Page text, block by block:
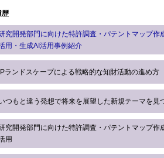
歴
究開発部門に向けた特許調査・パテントマップ作
用・生成AI活用事例紹介
IPランドスケープによる戦略的な知財活動の進め方
つもと違う発想で将来を展望した新規テーマを見
究開発部門に向けた特許調査・パテントマップ作
用